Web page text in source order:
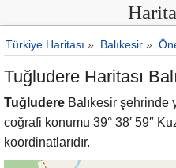
Harita
Türkiye Haritası » Balıkesir »
Tuğludere Haritası
Tuğludere Balıkesir şehrinde
coğrafi konumu 39° 38′ 59″
koordinatlarıdır.